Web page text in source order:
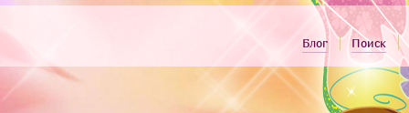
Блог Поиск